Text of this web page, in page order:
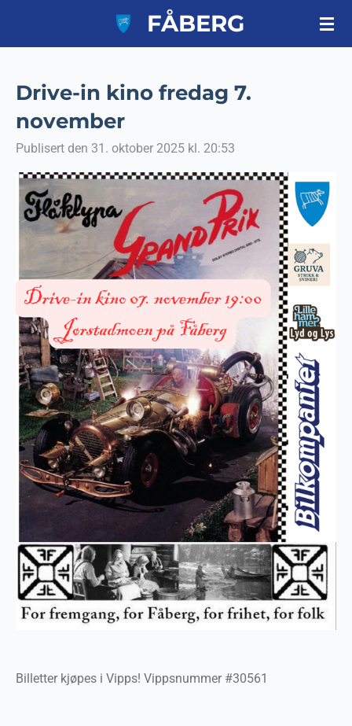
FÅBERG
Drive-in kino fredag 7.
november
Publisert den 31. oktober 2025 kl. 20:53
Billetter kjøpes i Vipps! Vippsnummer #30561